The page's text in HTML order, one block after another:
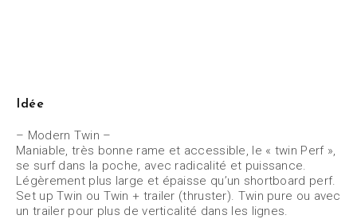
Idée
– Modern Twin –
Maniable, très bonne rame et accessible, le « twin Perf »,
se surf dans la poche, avec radicalité et puissance.
Légèrement plus large et épaisse qu’un shortboard perf.
Set up Twin ou Twin + trailer (thruster). Twin pure ou avec
un trailer pour plus de verticalité dans les lignes.